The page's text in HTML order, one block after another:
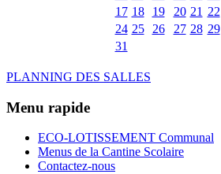
17 18 19 20 21 22
24 25 26 27 28 29
31
PLANNING DES SALLES
Menu rapide
ECO-LOTISSEMENT Communal
Menus de la Cantine Scolaire
Contactez-nous